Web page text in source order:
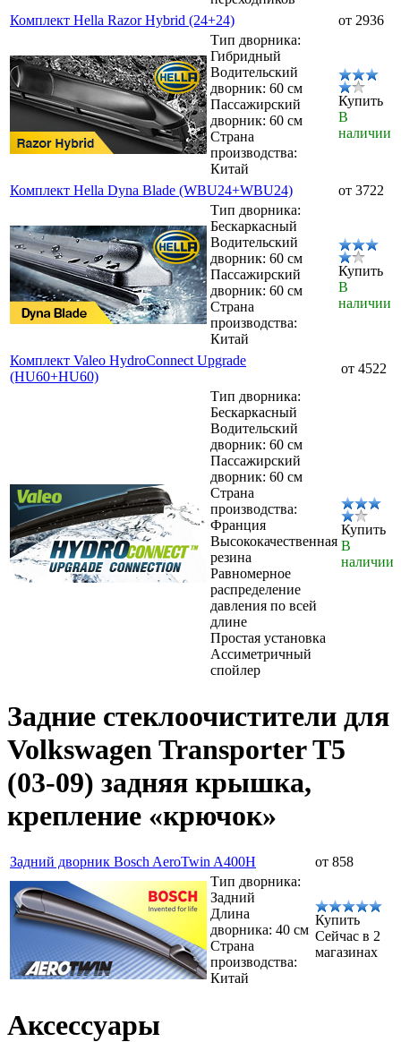
Комплект Hella Razor Hybrid (24+24)
от 2936
Тип дворника:
Гибридный
Водительский
дворник: 60 см
Пассажирский
дворник: 60 см
Страна
производства:
Китай
Купить
В
наличии
Комплект Hella Dyna Blade (WBU24+WBU24)
от 3722
Тип дворника:
Бескаркасный
Водительский
дворник: 60 см
Пассажирский
дворник: 60 см
Страна
производства:
Китай
Купить
В
наличии
Комплект Valeo HydroConnect Upgrade
(HU60+HU60)
от 4522
Тип дворника:
Бескаркасный
Водительский
дворник: 60 см
Пассажирский
дворник: 60 см
Страна
производства:
Франция
Высококачественная
резина
Равномерное
распределение
давления по всей
длине
Простая установка
Ассиметричный
спойлер
Купить
В
наличии
Задние стеклоочистители для
Volkswagen Transporter T5
(03-09) задняя крышка,
крепление «крючок»
Задний дворник Bosch AeroTwin A400H
от 858
Тип дворника:
Задний
Длина
дворника: 40 см
Страна
производства:
Китай
Купить
Сейчас в 2
магазинах
Аксессуары